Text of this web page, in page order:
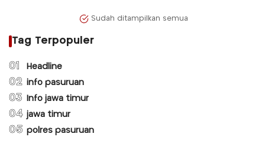
Sudah ditampilkan semua
Tag Terpopuler
01 Headline
02 info pasuruan
03 Info jawa timur
04 jawa timur
05 polres pasuruan